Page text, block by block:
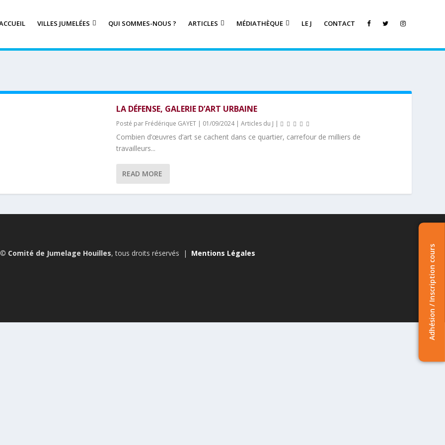
VILLES JUMELÉES QUI SOMMES-NOUS ? ARTICLES MÉDIATHÈQUE LE J CONTACT
LA DÉFENSE, GALERIE D’ART URBAINE
Posté par Frédérique GAYET | 01/09/2024| Articles du J |
Combien d’œuvres d’art se cachent dans ce quartier, carrefour de milliers de
travailleurs...
READ MORE
Comité de Jumelage Houilles, tous droits réservés | Mentions Légales Adhésion / Inscription cours